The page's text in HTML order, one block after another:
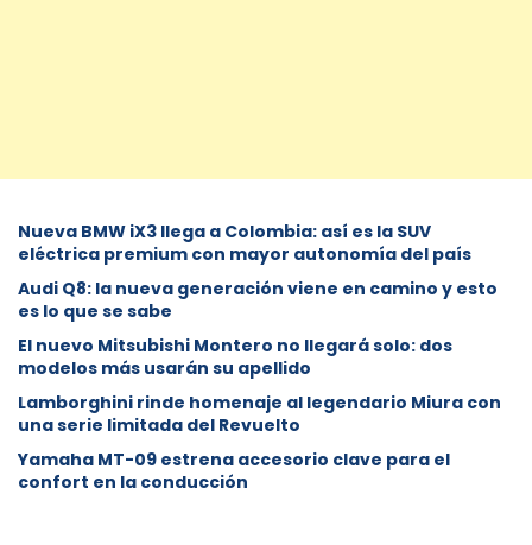
Nueva BMW iX3 llega a Colombia: así es la SUV
eléctrica premium con mayor autonomía del país
Audi Q8: la nueva generación viene en camino y esto
es lo que se sabe
⁠El nuevo Mitsubishi Montero no llegará solo: dos
modelos más usarán su apellido
Lamborghini rinde homenaje al legendario Miura con
una serie limitada del Revuelto
Yamaha MT-09 estrena accesorio clave para el
confort en la conducción